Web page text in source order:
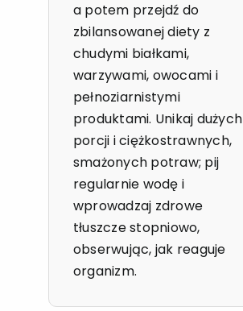
a potem przejdź do
zbilansowanej diety z
chudymi białkami,
warzywami, owocami i
pełnoziarnistymi
produktami. Unikaj dużych
porcji i ciężkostrawnych,
smażonych potraw; pij
regularnie wodę i
wprowadzaj zdrowe
tłuszcze stopniowo,
obserwując, jak reaguje
organizm.